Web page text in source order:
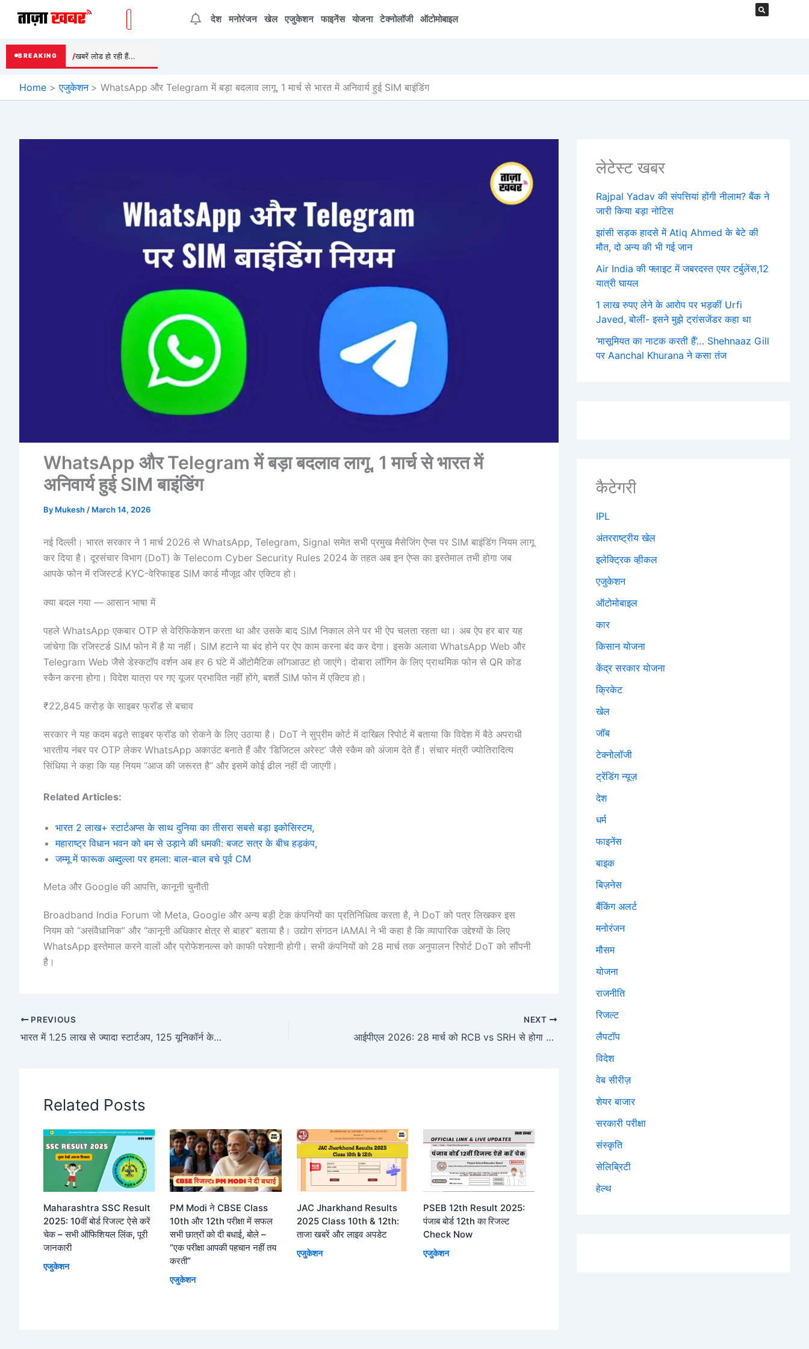
देश मनोरंजन खेल एजुकेशन फाइनेंस योजना टेक्नोलॉजी ऑटोमोबाइल
BREAKING खबरें लोड हो रही हैं...
Home एजुकेशन WhatsApp और Telegram में बड़ा बदलाव लागू, 1 मार्च से भारत में अनिवार्य हुई SIM बाइंडिंग
WhatsApp और Telegram में बड़ा बदलाव लागू, 1 मार्च से भारत में
अनिवार्य हुई SIM बाइंडिंग
By Mukesh / March 14, 2026
नई दिल्ली। भारत सरकार ने 1 मार्च 2026 से WhatsApp, Telegram, Signal समेत सभी प्रमुख मैसेजिंग ऐप्स पर SIM बाइंडिंग नियम लागू
कर दिया है। दूरसंचार विभाग (DoT) के Telecom Cyber Security Rules 2024 के तहत अब इन ऐप्स का इस्तेमाल तभी होगा जब
आपके फोन में रजिस्टर्ड KYC-वेरिफाइड SIM कार्ड मौजूद और एक्टिव हो।
क्या बदल गया — आसान भाषा में
पहले WhatsApp एकबार OTP से वेरिफिकेशन करता था और उसके बाद SIM निकाल लेने पर भी ऐप चलता रहता था। अब ऐप हर बार यह
जांचेगा कि रजिस्टर्ड SIM फोन में है या नहीं। SIM हटाने या बंद होने पर ऐप काम करना बंद कर देगा। इसके अलावा WhatsApp Web और
Telegram Web जैसे डेस्कटॉप वर्शन अब हर 6 घंटे में ऑटोमैटिक लॉगआउट हो जाएंगे। दोबारा लॉगिन के लिए प्राथमिक फोन से QR कोड
स्कैन करना होगा। विदेश यात्रा पर गए यूजर प्रभावित नहीं होंगे, बशर्ते SIM फोन में एक्टिव हो।
₹22,845 करोड़ के साइबर फ्रॉड से बचाव
सरकार ने यह कदम बढ़ते साइबर फ्रॉड को रोकने के लिए उठाया है। DoT ने सुप्रीम कोर्ट में दाखिल रिपोर्ट में बताया कि विदेश में बैठे अपराधी
भारतीय नंबर पर OTP लेकर WhatsApp अकाउंट बनाते हैं और ‘डिजिटल अरेस्ट’ जैसे स्कैम को अंजाम देते हैं। संचार मंत्री ज्योतिरादित्य
सिंधिया ने कहा कि यह नियम “आज की जरूरत है” और इसमें कोई ढील नहीं दी जाएगी।
Related Articles:
भारत 2 लाख+ स्टार्टअप्स के साथ दुनिया का तीसरा सबसे बड़ा इकोसिस्टम,
महाराष्ट्र विधान भवन को बम से उड़ाने की धमकी: बजट सत्र के बीच हड़कंप,
जम्मू में फारूक अब्दुल्ला पर हमला: बाल-बाल बचे पूर्व CM
Meta और Google की आपत्ति, कानूनी चुनौती
Broadband India Forum जो Meta, Google और अन्य बड़ी टेक कंपनियों का प्रतिनिधित्व करता है, ने DoT को पत्र लिखकर इस
नियम को “असंवैधानिक” और “कानूनी अधिकार क्षेत्र से बाहर” बताया है। उद्योग संगठन IAMAI ने भी कहा है कि व्यापारिक उद्देश्यों के लिए
WhatsApp इस्तेमाल करने वालों और प्रोफेशनल्स को काफी परेशानी होगी। सभी कंपनियों को 28 मार्च तक अनुपालन रिपोर्ट DoT को सौंपनी
है।
PREVIOUS
भारत में 1.25 लाख से ज्यादा स्टार्टअप, 125 यूनिकॉर्न के साथ दुनिया में तीसरे नंबर पर
NEXT
आईपीएल 2026: 28 मार्च को RCB vs SRH से होगा आगाज, 84 मैचों का होगा रोमांच
Related Posts
Maharashtra SSC Result
2025: 10वीं बोर्ड रिजल्ट ऐसे करें
चेक – सभी ऑफिशियल लिंक, पूरी
जानकारी
एजुकेशन
PM Modi ने CBSE Class
10th और 12th परीक्षा में सफल
सभी छात्रों को दी बधाई, बोले –
“एक परीक्षा आपकी पहचान नहीं तय
करती”
एजुकेशन
JAC Jharkhand Results
2025 Class 10th & 12th:
ताजा खबरें और लाइव अपडेट
एजुकेशन
PSEB 12th Result 2025:
पंजाब बोर्ड 12th का रिजल्ट
Check Now
एजुकेशन
लेटेस्ट खबर
Rajpal Yadav की संपत्तियां होंगी नीलाम? बैंक ने
जारी किया बड़ा नोटिस
झांसी सड़क हादसे में Atiq Ahmed के बेटे की
मौत, दो अन्य की भी गई जान
Air India की फ्लाइट में जबरदस्त एयर टर्बुलेंस,12
यात्री घायल
1 लाख रुपए लेने के आरोप पर भड़कीं Urfi
Javed, बोलीं- इसने मुझे ट्रांसजेंडर कहा था
‘मासूमियत का नाटक करती हैं’… Shehnaaz Gill
पर Aanchal Khurana ने कसा तंज
कैटेगरी
IPL
अंतरराष्ट्रीय खेल
इलेक्ट्रिक व्हीकल
एजुकेशन
ऑटोमोबाइल
कार
किसान योजना
केंद्र सरकार योजना
क्रिकेट
खेल
जॉब
टेक्नोलॉजी
ट्रेंडिंग न्यूज़
देश
धर्म
फाइनेंस
बाइक
बिज़नेस
बैंकिंग अलर्ट
मनोरंजन
मौसम
योजना
राजनीति
रिजल्ट
लैपटॉप
विदेश
वेब सीरीज़
शेयर बाजार
सरकारी परीक्षा
संस्कृति
सेलिब्रिटी
हेल्थ